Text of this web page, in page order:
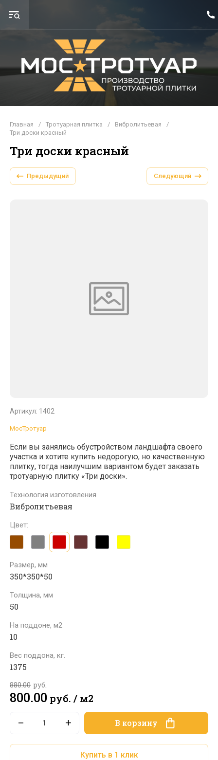
Главная / Тротуарная плитка / Вибролитьевая
/
Три доски красный
Три доски красный
Предыдущий Следующий
Артикул: 1402
МосТротуар
Если вы занялись обустройством ландшафта своего
участка и хотите купить недорогую, но качественную
плитку, тогда наилучшим вариантом будет заказать
тротуарную плитку «Три доски».
Технология изготовления
Вибролитьевая
Цвет:
Размер, мм
350*350*50
Толщина, мм
50
На поддоне, м2
10
Вес поддона, кг.
1375
880.00 руб.
800.00 руб. / м2
В корзину
Купить в 1 клик